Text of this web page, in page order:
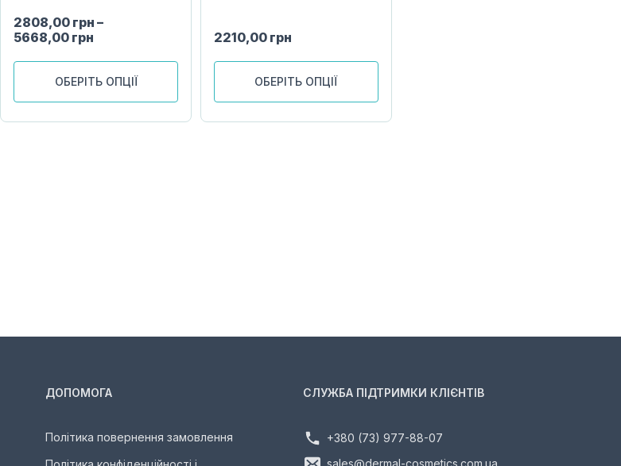
2808,00 грн –
5668,00 грн
ОБЕРІТЬ ОПЦІЇ
2210,00 грн
ОБЕРІТЬ ОПЦІЇ
ДОПОМОГА
Політика повернення замовлення
СЛУЖБА ПІДТРИМКИ КЛІЄНТІВ
+380 (73) 977-88-07
sales@dermal-cosmetics.com.ua